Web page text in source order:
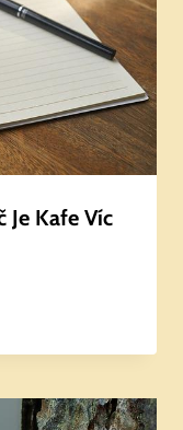
Je Kafe Víc